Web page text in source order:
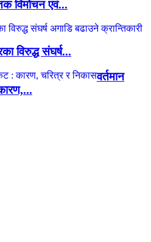
विमोचन एवं...
विरुद्ध संघर्ष...
वर्तमान